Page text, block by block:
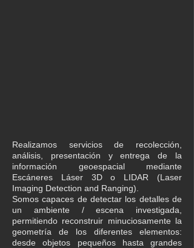
​​Realizamos servicios de recolección,
análisis, presentación y entrega de la
información geoespacial mediante
Escáneres Láser 3D o LIDAR (Laser
Imaging Detection and Ranging).
Somos capaces de detectar los detalles de
un ambiente / escena investigada,
permitiendo reconstruir minuciosamente la
geometría de los diferentes elementos:
desde objetos pequeños hasta grandes